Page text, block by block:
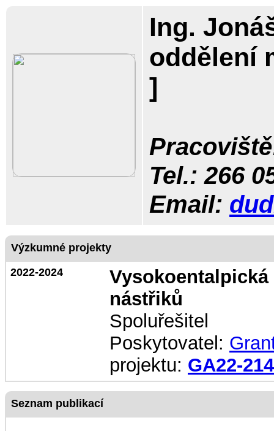
Ing.
oddělení
]
Tel.:266
Email:
Výzkumné projekty
2022-2024
nástřiků
Spoluřešitel
Poskytovatel:
projektu: GA22-
Seznam publikací